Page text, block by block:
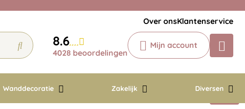
Over onsKlantenservice
8.6
4028 beoordelingen
Mijn account
Wanddecoratie Zakelijk Diversen
Chatbot
Chat 24/7 met onze chatbot voor
Contact